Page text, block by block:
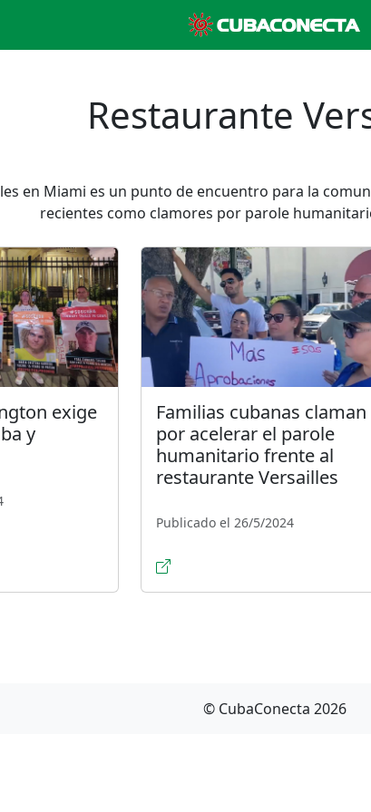
Restaurante
en Miami es un punto de encuentro para la
recientes como clamores por parole
exige
y
Familias cubanas claman
por acelerar el parole
humanitario frente al
restaurante Versailles
Publicado el 26/5/2024
© CubaConecta 2026